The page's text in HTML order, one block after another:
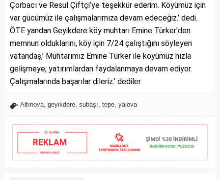
Çorbacı ve Resul Çiftçi’ye teşekkür ederim. Köyümüz için
var gücümüz ile çalışmalarımıza devam edeceğiz.’ dedi.
ÖTE yandan Geyikdere köy muhtarı Emine Türker’den
memnun olduklarını, köy için 7/24 çalıştığını söyleyen
vatandaş,’ Muhtarımız Emine Türker ile köyümüz hızla
gelişmeye, yatırımlardan faydalanmaya devam ediyor.
Çalışmalarında başarılar dileriz.’ dediler.
Altınova, geyikdere, subaşı, tepe, yalova